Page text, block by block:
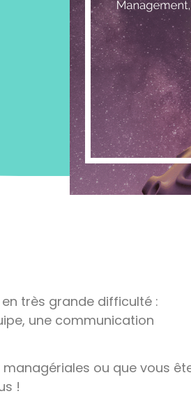
très grande difficulté :
une communication
ou que vous
!